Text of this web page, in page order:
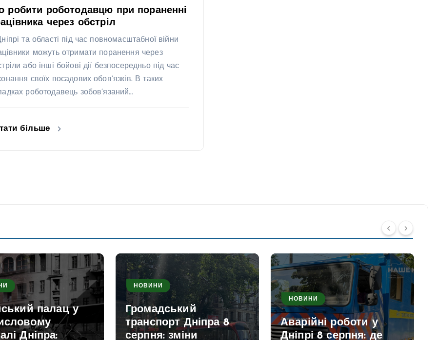
робити роботодавцю при пораненні
через обстріл
та області під час повномасштабної війни
можуть отримати поранення через
або інші бойові дії безпосередньо під час
своїх посадових обов’язків. В таких
роботодавець зобов’язаний…
більше
палац у
Дніпра:
НОВИНИ
Громадський
транспорт Дніпра 8
серпня: зміни
НОВИНИ
Аварійні роботи у
Дніпрі 8 серпня: де